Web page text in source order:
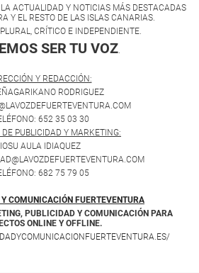
ACTUALIDAD Y NOTICIAS MÁS DESTACADAS
Y EL RESTO DE LAS ISLAS CANARIAS.
CRÍTICO E INDEPENDIENTE.
SER TU VOZ
Y REDACCIÓN:
RODRIGUEZ
652 35 03 30
DE PUBLICIDAD Y MARKETING:
IOSU AULA IDIAQUEZ
682 75 79 05
COMUNICACIÓN FUERTEVENTURA
PUBLICIDAD Y COMUNICACIÓN PARA
ONLINE Y OFFLINE.